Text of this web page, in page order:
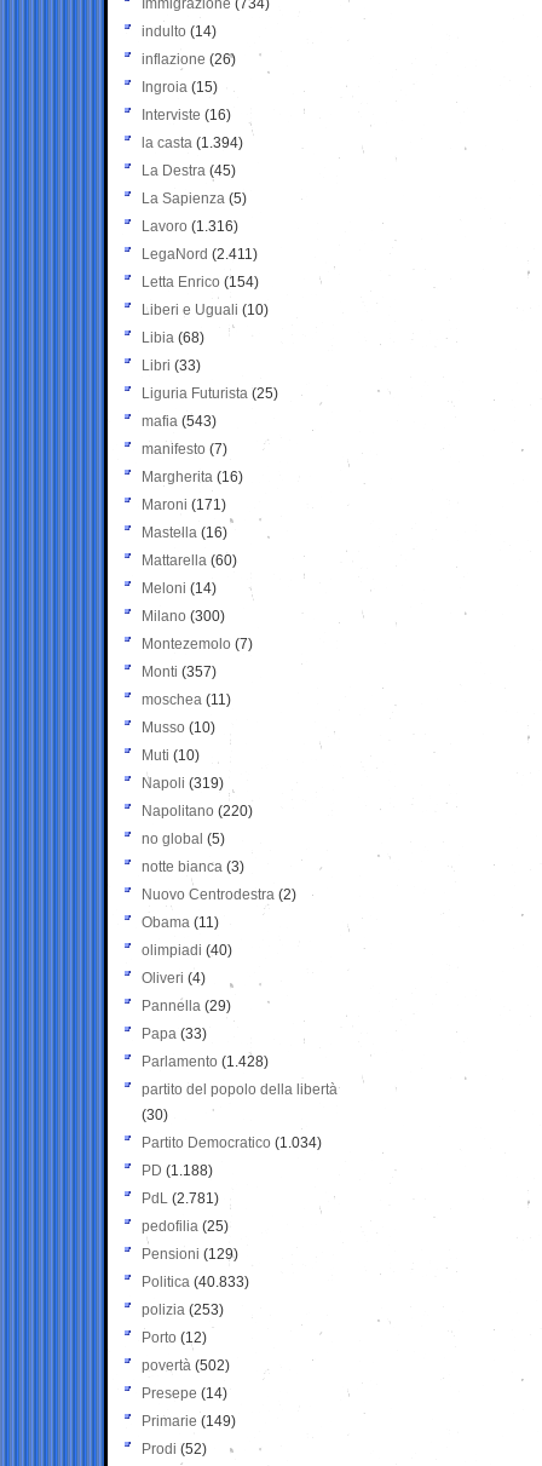
Immigrazione (734)
indulto (14)
inflazione (26)
Ingroia (15)
Interviste (16)
la casta (1.394)
La Destra (45)
La Sapienza (5)
Lavoro (1.316)
LegaNord (2.411)
Letta Enrico (154)
Liberi e Uguali (10)
Libia (68)
Libri (33)
Liguria Futurista (25)
mafia (543)
manifesto (7)
Margherita (16)
Maroni (171)
Mastella (16)
Mattarella (60)
Meloni (14)
Milano (300)
Montezemolo (7)
Monti (357)
moschea (11)
Musso (10)
Muti (10)
Napoli (319)
Napolitano (220)
no global (5)
notte bianca (3)
Nuovo Centrodestra (2)
Obama (11)
olimpiadi (40)
Oliveri (4)
Pannella (29)
Papa (33)
Parlamento (1.428)
partito del popolo della libertà
(30)
Partito Democratico (1.034)
PD (1.188)
PdL (2.781)
pedofilia (25)
Pensioni (129)
Politica (40.833)
polizia (253)
Porto (12)
povertà (502)
Presepe (14)
Primarie (149)
Prodi (52)